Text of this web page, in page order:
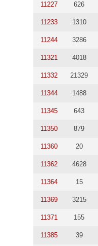
11227 626
11233 1310
11244 3286
11321 4018
11332 21329
11344 1488
11345 643
11350 879
11360 20
11362 4628
11364 15
11369 3215
11371 155
11385 39